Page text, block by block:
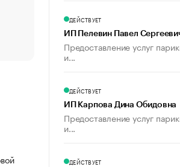
Что обвинения против Павла
пользователей
ДЕЙСТВУЕТ
ИП Пелевин Павел
Предоставление услуг
и...
ДЕЙСТВУЕТ
ИП Карпова Дина Обидовна
Предоставление услуг
и...
ДЕЙСТВУЕТ